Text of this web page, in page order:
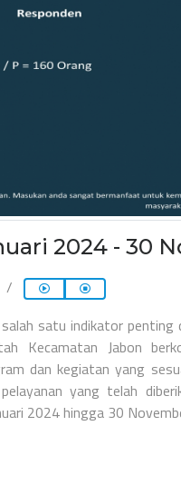
2024 - 30
satu indikator
Kecamatan Jabon
dan kegiatan yang
yang telah
2024 hingga 30